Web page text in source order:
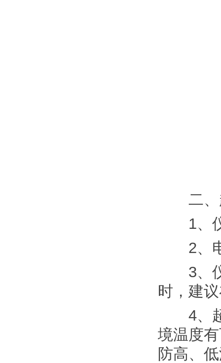
二、
1、仪
2、电
3、仪
时，建
4、超
境温度
防高、